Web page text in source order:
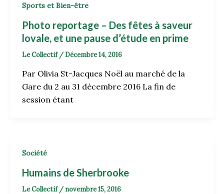
Sports et Bien-être
Photo reportage – Des fêtes à saveur
lovale, et une pause d’étude en prime
Le Collectif /Décembre 14, 2016
Par Olivia St-Jacques Noël au marché de la
Gare du 2 au 31 décembre 2016 La fin de
session étant
Société
Humains de Sherbrooke
Le Collectif / novembre 15, 2016